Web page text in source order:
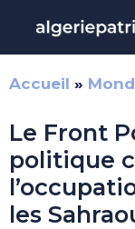
contenu
Accueil »
Le Front
politique
les